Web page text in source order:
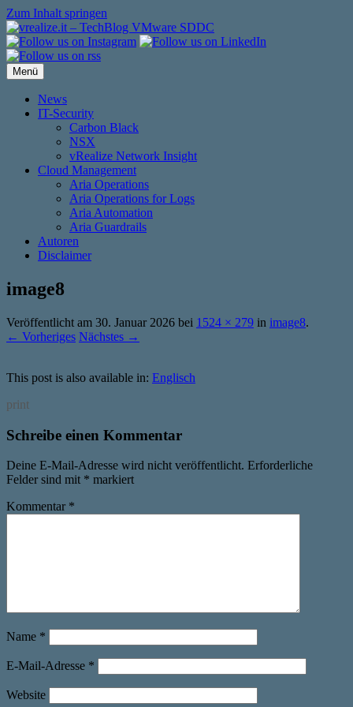
Zum Inhalt springen
Menü
News
IT-Security
Carbon Black
NSX
vRealize Network Insight
Cloud Management
Aria Operations
Aria Operations for Logs
Aria Automation
Aria Guardrails
Autoren
Disclaimer
image8
Veröffentlicht am 30. Januar 2026 bei 1524 × 279 in image8.
← Vorheriges Nächstes →
This post is also available in: Englisch
print
Schreibe einen Kommentar
Deine E-Mail-Adresse wird nicht veröffentlicht. Erforderliche
Felder sind mit * markiert
Kommentar *
Name *
E-Mail-Adresse *
Website